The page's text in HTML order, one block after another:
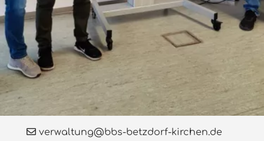
verwaltung@bbs-betzdorf-kirchen.de